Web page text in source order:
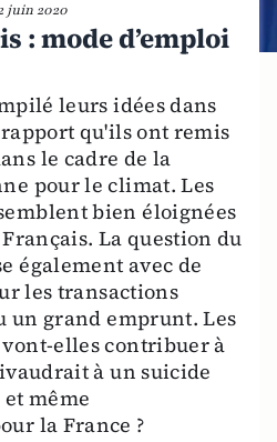
juin 2020
: mode d’emploi
leurs idées dans
qu'ils ont remis
le cadre de la
pour le climat. Les
bien éloignées
La question du
également avec de
les transactions
un grand emprunt. Les
vont-elles contribuer à
à un suicide
même
la France ?